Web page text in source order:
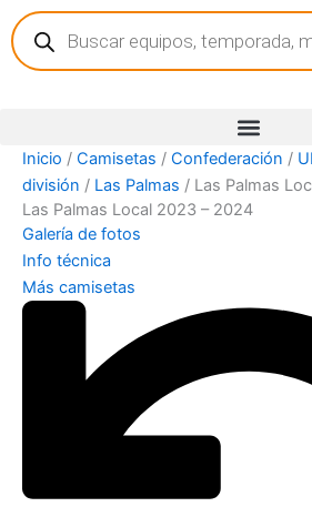
contenido
Búsqueda
de
productos
Inicio / Camisetas / Confederación /
división / Las Palmas / Las Palmas
Las Palmas Local 2023 – 2024
Galería de fotos
Info técnica
Más camisetas